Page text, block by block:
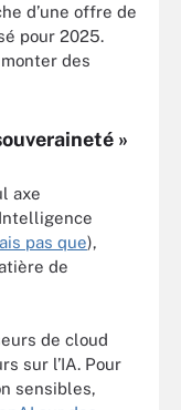
d’une offre de
pour 2025.
des
»
axe
pas que),
de
de cloud
sur l’IA. Pour
sensibles,